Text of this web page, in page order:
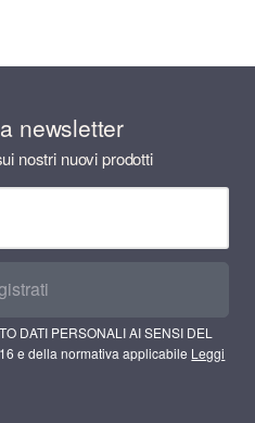
newsletter
nostri nuovi prodotti
DATI PERSONALI AI SENSI DEL
e della normativa applicabile Leggi